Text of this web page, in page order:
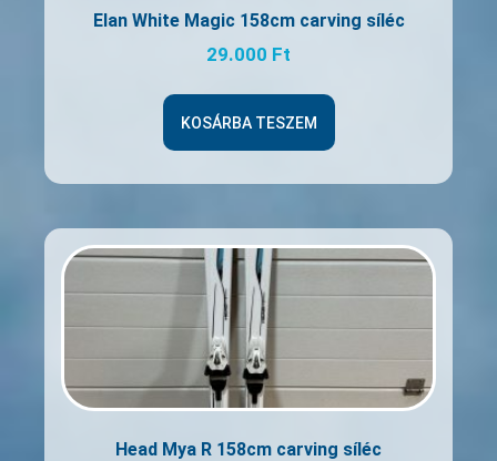
Elan White Magic 158cm carving síléc
29.000 Ft
KOSÁRBA TESZEM
Head Mya R 158cm carving síléc